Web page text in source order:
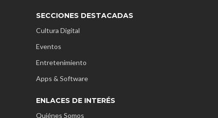
SECCIONES DESTACADAS
Cultura Digital
Eventos
Entretenimiento
Apps & Software
ENLACES DE INTERÉS
Quiénes Somos